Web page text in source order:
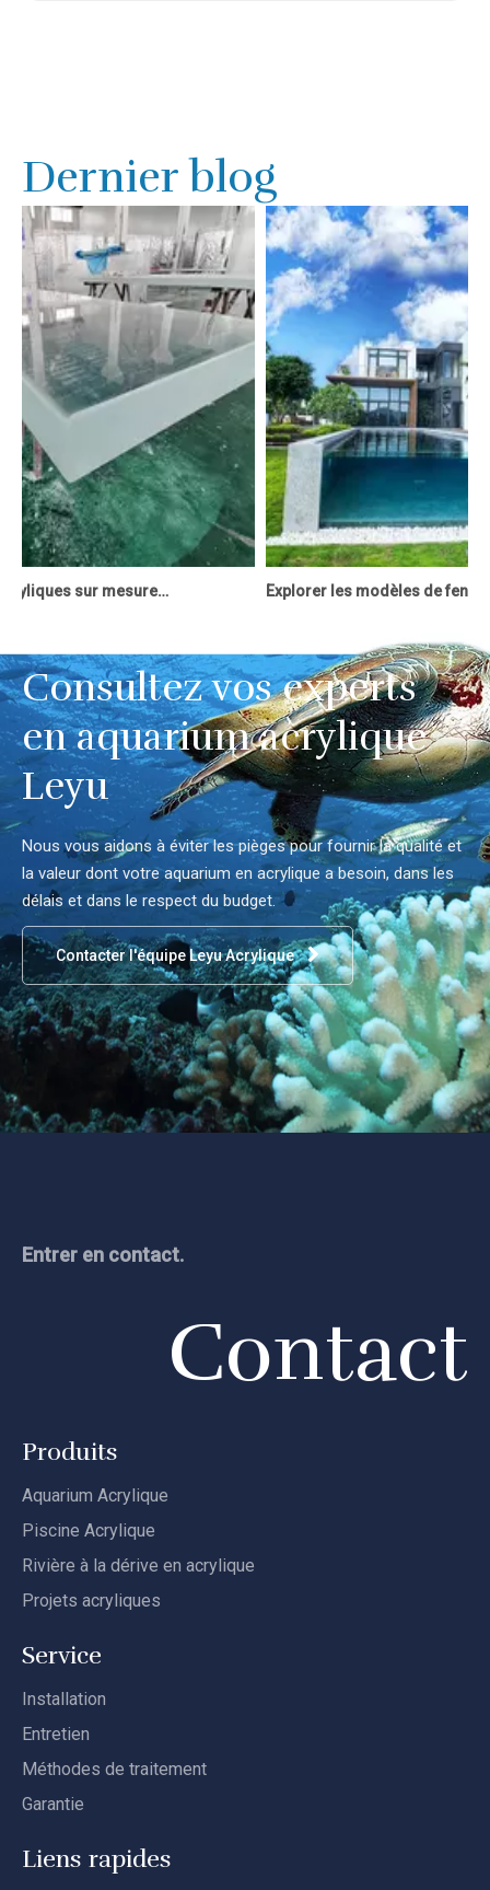
Dernier blog
Panneaux acryliques sur mesure pour piscines - LeYu
Consultez vos experts
en aquarium acrylique
Leyu
Nous vous aidons à éviter les pièges pour fournir la qualité et
la valeur dont votre aquarium en acrylique a besoin, dans les
délais et dans le respect du budget.
Contacter l'équipe Leyu Acrylique
Entrer en contact.
Contact
Produits
Aquarium Acrylique
Piscine Acrylique
Rivière à la dérive en acrylique
Projets acryliques
Service
Installation
Entretien
Méthodes de traitement
Garantie
Liens rapides